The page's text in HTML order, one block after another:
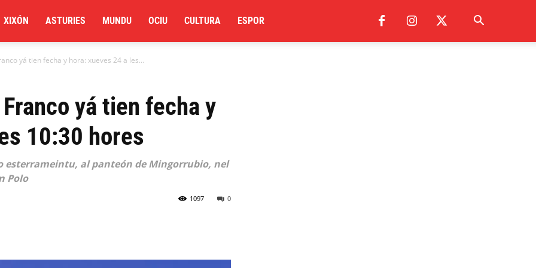
XIXÓN ASTURIES MUNDU OCIU CULTURA ESPOR
yá tien fecha y hora: xueves 24 a les...
yá tien fecha y
10:30 hores
esterrameintu, al panteón de Mingorrubio, nel
Polo
0
1097